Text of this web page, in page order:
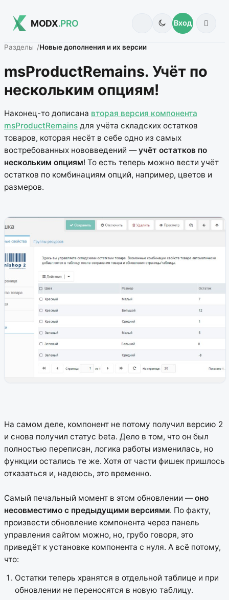
MODX.PRO Вход
Разделы Новые дополнения и их версии
msProductRemains. Учёт по
нескольким опциям!
Наконец-то дописана вторая версия компонента
msProductRemains для учёта складских остатков
товаров, которая несёт в себе одно из самых
востребованных нововведений —учёт остатков по
нескольким опциям! То есть теперь можно вести учёт
остатков по комбинациям опций, например, цветов и
размеров.
На самом деле, компонент не потому получил версию 2
и снова получил статус beta. Дело в том, что он был
полностью переписан, логика работы изменилась, но
функции остались те же. Хотя от части фишек пришлось
отказаться и, надеюсь, это временно.
Самый печальный момент в этом обновлении —оно
несовместимо с предыдущими версиями. По факту,
произвести обновление компонента через панель
управления сайтом можно, но, грубо говоря, это
приведёт к установке компонента с нуля. А всё потому,
что:
Остатки теперь хранятся в отдельной таблице и при
обновлении не переносятся в новую таблицу.